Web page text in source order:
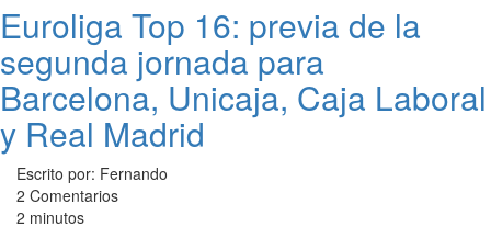
Euroliga Top 16: previa de la
segunda jornada para
Barcelona, Unicaja, Caja Laboral
y Real Madrid
Escrito por: Fernando
2 Comentarios
2 minutos